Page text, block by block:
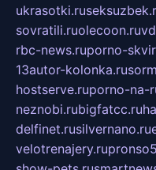
ukrasotki.ru
sovratili.ruolecoon.ru
rbc-news.ruporno-
13autor-kolonka.ru
hostserve.ruporno-na-
neznobi.rubigfatcc.ru
delfinet.rusilvernano.ru
velotrenajery.ru